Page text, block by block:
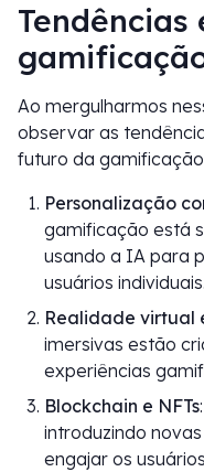
Tendências
Ao mergulharmos
observar as
futuro da
Personalização
gamificação está
usando a IA para
usuários individuais.
Realidade virtual
imersivas estão
experiências
Blockchain e NFTs
introduzindo
engajar os